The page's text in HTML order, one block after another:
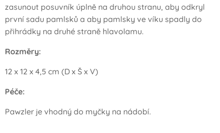
zasunout posuvník úplně na druhou stranu, aby odkryl
první sadu pamlsků a aby pamlsky ve víku spadly do
přihrádky na druhé straně hlavolamu.
Rozměry:
12 x 12 x 4,5 cm (D x Š x V)
Péče:
Pawzler je vhodný do myčky na nádobí.